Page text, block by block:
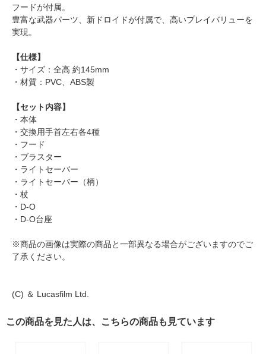
フードが付属。
豊富な武器パーツ、新ドロイドが付属で、高いプレイバリューを
実現。
【仕様】
・サイズ：全高 約145mm
・材質：PVC、ABS製
【セット内容】
・本体
・交換用手首左右各4種
・フード
・ブラスター
・ライトセーバー
・ライトセーバー（柄）
・杖
・D-O
・D-O台座
※商品の画像は実際の商品と一部異なる場合がございますのでご
了承ください。
(C) ＆ Lucasfilm Ltd.
この商品を見た人は、こちらの商品も見ています